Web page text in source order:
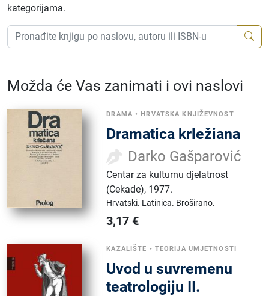
kategorijama.
Možda će Vas zanimati i ovi naslovi
DRAMA •HRVATSKA KNJIŽEVNOST
Dramatica krležiana
Darko Gašparović
Centar za kulturnu djelatnost
(Cekade), 1977.
Hrvatski. Latinica. Broširano.
3,17 €
KAZALIŠTE • TEORIJA UMJETNOSTI
Uvod u suvremenu
teatrologiju II.